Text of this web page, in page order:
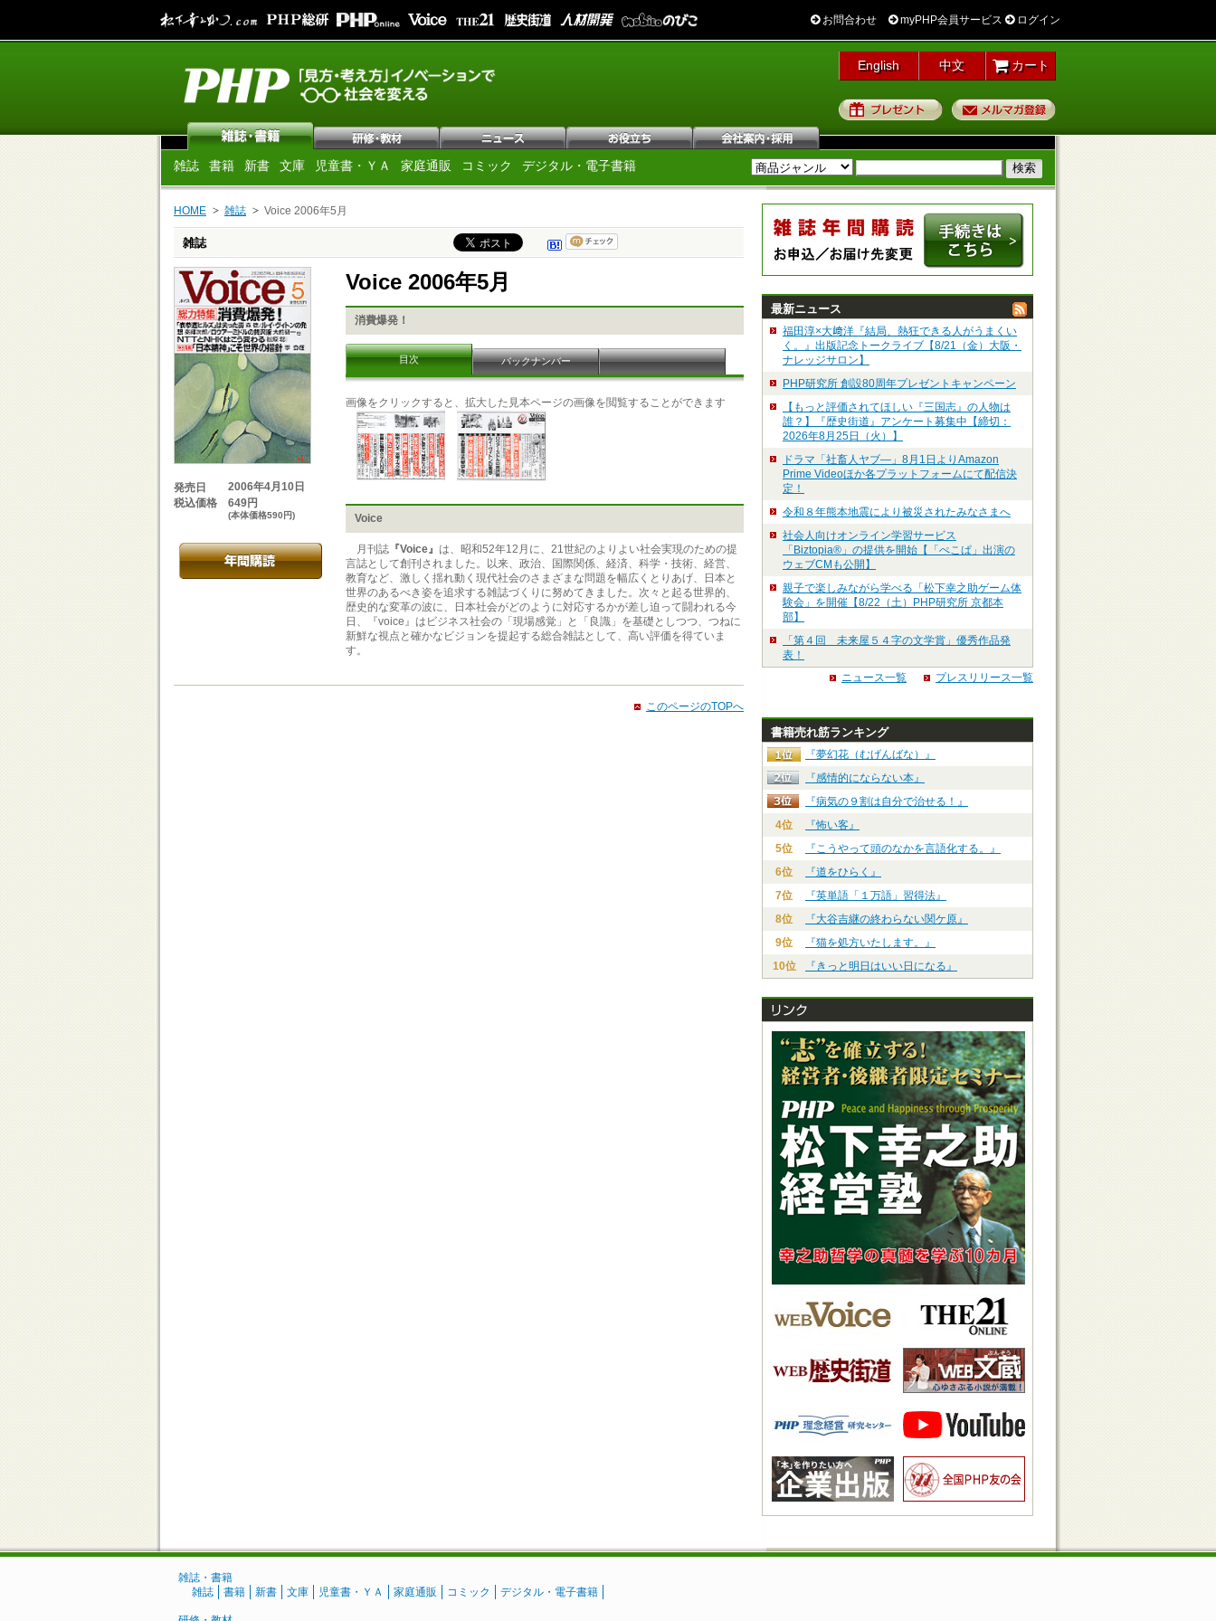
お問合わせ myPHP会員サービス ログイン
English 中文 カート
プレゼント
雑誌 書籍 新書 文庫 児童書・ＹＡ 家庭通販 コミック デジタル・電子書籍
HOME 雑誌 Voice 2006年5月
雑誌
発売日
2006年4月10日
税込価格
649円
(本体価格590円)
Voice 2006年5月
消費爆発！
目次 バックナンバー
画像をクリックすると、拡大した見本ページの画像を閲覧することができます
Voice
月刊誌 『Voice』 は、昭和52年12月に、21世紀のよりよい社会実現のための提
言誌として創刊されました。以来、政治、国際関係、経済、科学・技術、経営、
教育など、激しく揺れ動く現代社会のさまざまな問題を幅広くとりあげ、日本と
世界のあるべき姿を追求する雑誌づくりに努めてきました。次々と起る世界的、
歴史的な変革の波に、日本社会がどのように対応するかが差し迫って闘われる今
日、『voice』はビジネス社会の「現場感覚」と「良識」を基礎としつつ、つねに
新鮮な視点と確かなビジョンを提起する総合雑誌として、高い評価を得ていま
す。
このページのTOPへ
最新ニュース
福田淳×大﨑洋『結局、熱狂できる人がうまくい
く。』出版記念トークライブ【8/21（金）大阪・
ナレッジサロン】
PHP研究所 創設80周年プレゼントキャンペーン
【もっと評価されてほしい『三国志』の人物は
誰？】『歴史街道』アンケート募集中【締切：
2026年8月25日（火）】
ドラマ「社畜人ヤブ―」8月1日よりAmazon
Prime Videoほか各プラットフォームにて配信決
定！
令和８年熊本地震により被災されたみなさまへ
社会人向けオンライン学習サービス
「Biztopia®」の提供を開始【「ぺこぱ」出演の
ウェブCMも公開】
親子で楽しみながら学べる「松下幸之助ゲーム体
験会」を開催【8/22（土）PHP研究所 京都本
部】
「第４回 未来屋５４字の文学賞」優秀作品発
表！
ニュース一覧
プレスリリース一覧
書籍売れ筋ランキング
『夢幻花（むげんばな）』
『感情的にならない本』
『病気の９割は自分で治せる！』
4位
『怖い客』
5位
『こうやって頭のなかを言語化する。』
6位
『道をひらく』
7位
『英単語「１万語」習得法』
8位
『大谷吉継の終わらない関ケ原』
9位
『猫を処方いたします。』
10位
『きっと明日はいい日になる』
雑誌・書籍
雑誌
書籍 新書 文庫 児童書・ＹＡ 家庭通販 コミック デジタル・電子書籍